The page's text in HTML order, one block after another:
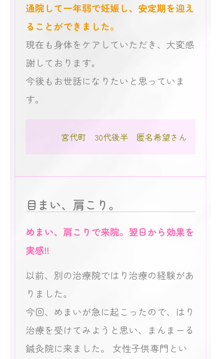
通院して一年弱で妊娠し、安定期を迎え
ることができました。
現在も身体をケアしていただき、大変感
謝しております。
今後もお世話になりたいと思っていま
す。
宮代町 30代後半 匿名希望さん
目まい、肩こり。
めまい、肩こりで来院。翌日から効果を
実感!!
以前、別の治療院ではり治療の経験があ
りました。
今回、めまいが急に起こったので、はり
治療を受けてみようと思い、まんまーる
鍼灸院に来ました。 女性子供専門とい